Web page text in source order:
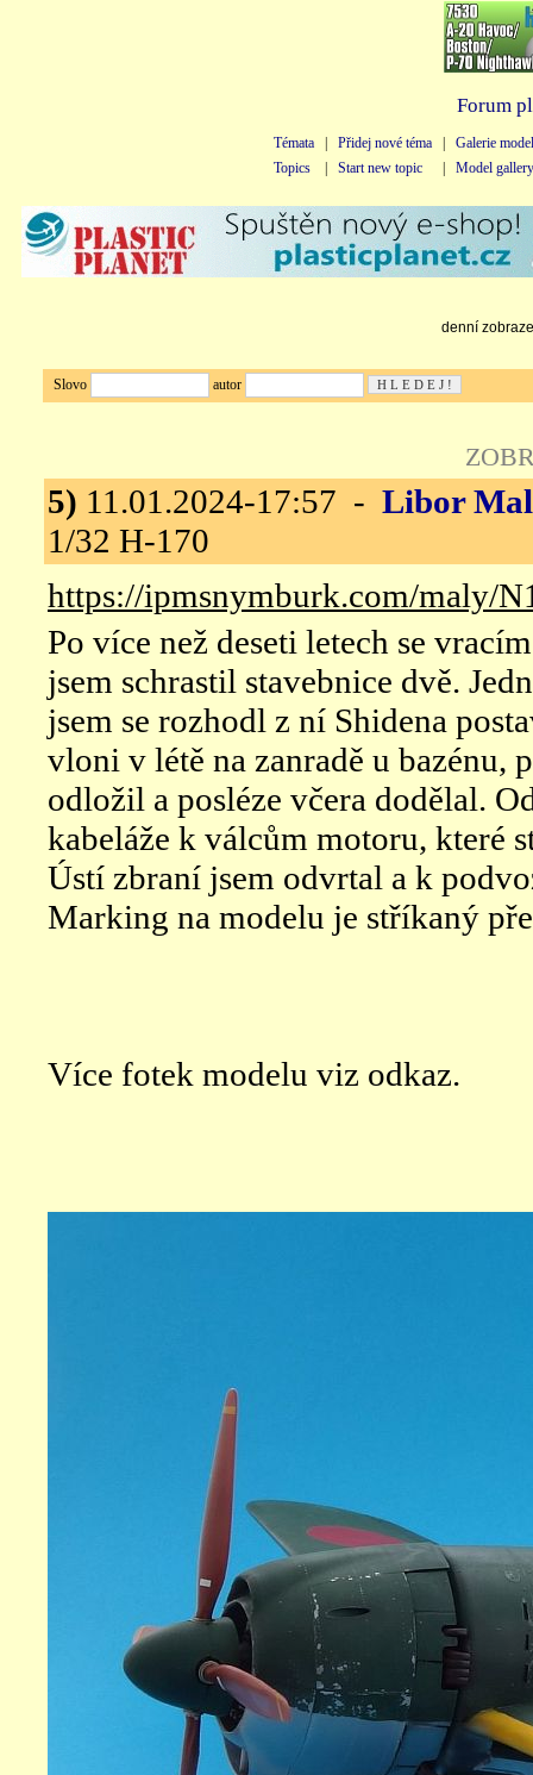
Forum
Témata Přidej nové téma
Galerie
Topics
Start new topic Model gallery
denní
Slovo autor
5) 11.01.2024-17:57 - Libor
1/32 H-170
https://ipmsnymburk.com/maly/
Po více než deseti letech se
jsem schrastil stavebnice dvě.
jsem se rozhodl z ní Shidena
vloni v létě na zanradě u bazénu,
odložil a posléze včera dodělal.
kabeláže k válcům motoru, které
Ústí zbraní jsem odvrtal a k
Marking na modelu je stříkaný
Více fotek modelu viz odkaz.